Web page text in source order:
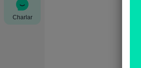
Charlar